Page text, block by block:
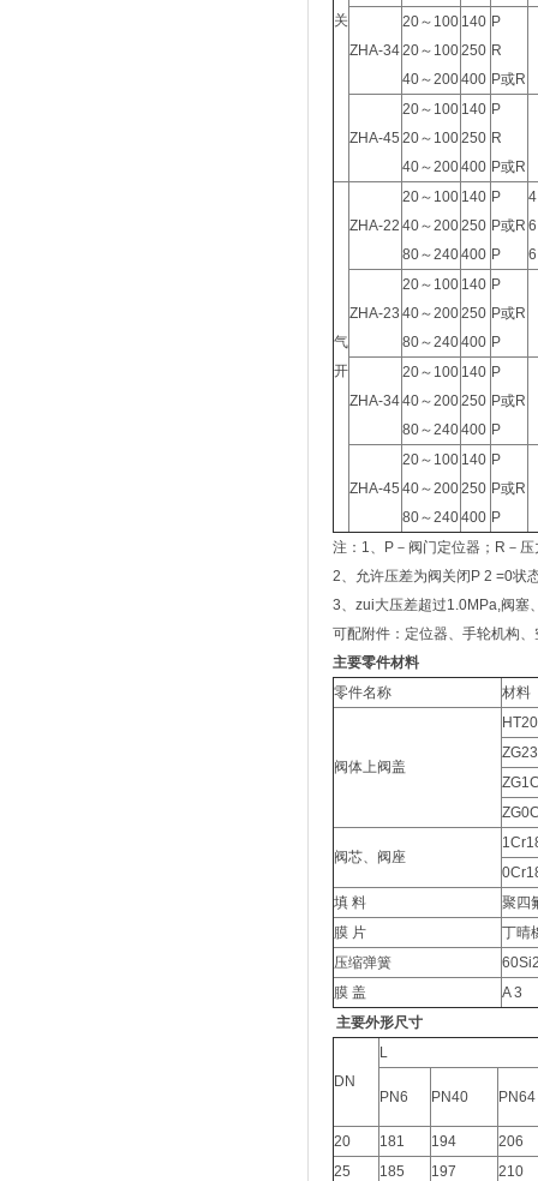
关
ZHA-34
20～100
20～100
40～200
140
250
400
P
R
P或R
ZHA-45
20～100
20～100
40～200
140
250
400
P
R
P或R
气
开
ZHA-22
20～100
40～200
80～240
140
250
400
P
P或R
P
ZHA-23
20～100
40～200
80～240
140
250
400
P
P或R
P
ZHA-34
20～100
40～200
80～240
140
250
400
P
P或R
P
ZHA-45
20～100
40～200
80～240
140
250
400
P
P或R
P
注：1、P－阀门定位器；R－
2、允许压差为阀关闭P 2 =0状
3、zui大压差超过1.0MPa,阀塞
可配附件：定位器、手轮机构
主要零件材料
零件名称
材料
阀体上阀盖
阀芯、阀座
填 料
聚四
膜 片
丁晴
压缩弹簧
膜 盖
A 3
主要外形尺寸
DN
L
PN6 PN40 PN64
20 181 194
206
25
185 197
210